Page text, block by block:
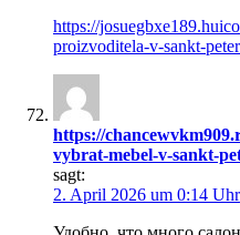
https://
proizvoditela-v-sankt-
https://
vybrat-mebel-v-sankt-
sagt:
2. April 2026 um 0:14 Uhr